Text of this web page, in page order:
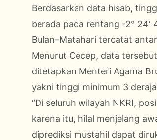
Berdasarkan data hisab,
berada pada rentang -2° 24‘
Bulan–Matahari tercatat
Menurut Cecep, data
ditetapkan Menteri Agama
yakni tinggi minimum 3
“Di seluruh wilayah NKRI,
karena itu, hilal menjelang
diprediksi mustahil dapat